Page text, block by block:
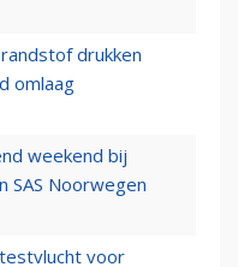
drukken
omlaag
weekend bij
SAS Noorwegen
voor